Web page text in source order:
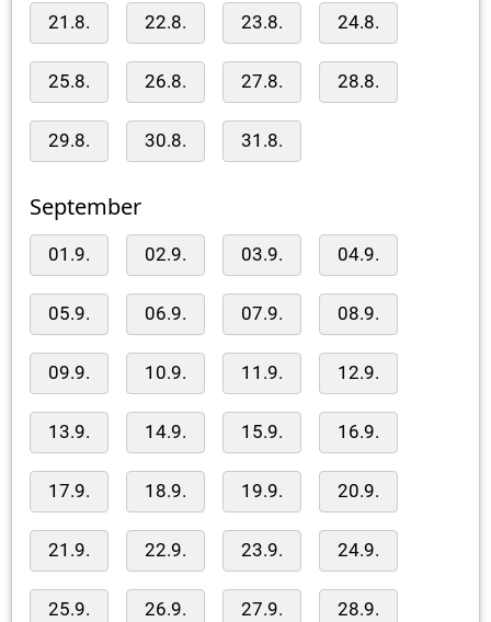
21.8. 22.8. 23.8. 24.8.
25.8. 26.8. 27.8. 28.8.
29.8. 30.8. 31.8.
September
01.9. 02.9. 03.9. 04.9.
05.9. 06.9. 07.9. 08.9.
09.9. 10.9. 11.9. 12.9.
13.9. 14.9. 15.9. 16.9.
17.9. 18.9. 19.9. 20.9.
21.9. 22.9. 23.9. 24.9.
25.9. 26.9. 27.9. 28.9.